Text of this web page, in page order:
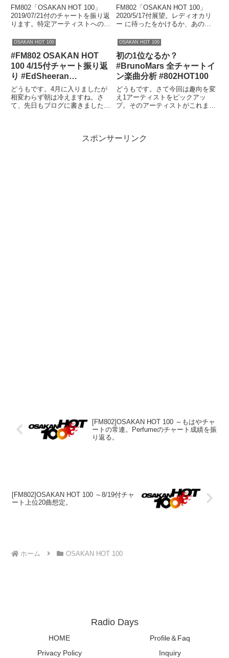
ストへのゴリ押しと忖度で
固められたこのチャートに
未来はあるのか…。
FM802「OSAKAN HOT 100」
2019/07/21付のチャートを振り返
ります。特定アーティストへのゴ
ャートに未来はあるのか。変わら
どうもです。先日から一部のペー
ジで書い...
かけるか、あのバンドがオ
ンエア急浮上!
FM802「OSAKAN HOT 100」
2020/5/17付展望。レディオカリ
ー に待ったをかけるか、あのバ
お待たせしました。OSAKAN
をお届けします。オンエア数か
ら...
OSAKAN HOT 100
#FM802 OSAKAN HOT
100 4/15付チャート振り返
り #EdSheeran
#ShapeOfYou 前人未踏の
偉業達成 #802HOT100
どうもです。4月に入りましたが
相変わらず朝は冷えますね。さ
て、先日もブログに書きました、
ツイートでいっぱいになってます
OSAKAN HOT 100
初の1位なるか？
#BrunoMars 全チャートイ
ン楽曲分析 #802HOT100
どうもです。さて今回は趣向を変
え1アーティストをピックアッ
プ。そのアーティストがこれまで
クのきっかけを知ったり、はたま
スポンサーリンク
[FM802]OSAKAN HOT 100 ～もはやチャ
ートの常連。Perfumeのチャート成績を振
り返る。
[FM802]OSAKAN HOT 100 ～8/19付チャ
ート上位20曲想定。
ホーム OSAKAN HOT 100
Radio Days
HOME
Profile＆Faq
Privacy Policy
Inquiry